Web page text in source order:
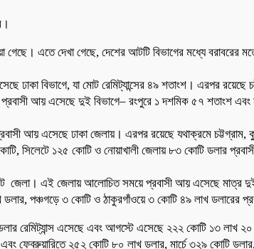
গেছে। এতে দেখা গেছে, দেশের আটটি বিভাগের মধ্যে
ঢাকা বিভাগে, যা মোট রেমিট্যান্সের ৪৯ শতাংশ। এরপর
আয় এসেছে দুই বিভাগে– রংপুরে ১ দশমিক ৫৭ শতাংশ
আয় এসেছে ঢাকা জেলায়। এরপর রয়েছে যথাক্রমে
সিলেটে ১২৫ কোটি ও নোয়াখালী জেলায় ৮৩ কোটি ডলার
জেলা। এই জেলায় আলোচিত সময়ে প্রবাসী আয় এসেছে মাত্র
ডলার, পঞ্চগড়ে ৩ কোটি ও ঠাকুরগাঁওয়ে ৩ কোটি ৪৯ লাখ ডলারের
এসেছে এবং আগস্টে এসেছে ২২২ কোটি ১৩ লাখ ২০
২৫২ কোটি ৮০ লাখ ডলার, মার্চে ৩২৯ কোটি ডলার,